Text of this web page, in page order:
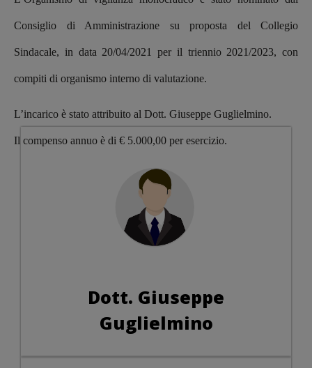
Consiglio di Amministrazione su proposta del Collegio
Sindacale, in data 20/04/2021 per il triennio 2021/2023, con
compiti di organismo interno di valutazione.
L’incarico è stato attribuito al Dott. Giuseppe Guglielmino.
Il compenso annuo è di € 5.000,00 per esercizio.
Dott. Giuseppe
Guglielmino